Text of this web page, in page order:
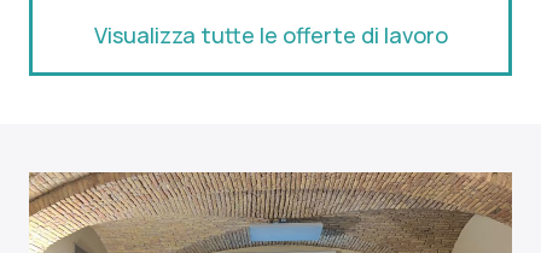
Visualizza tutte le offerte di lavoro